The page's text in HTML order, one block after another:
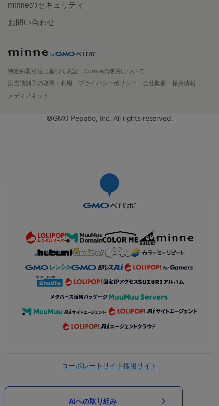
minneのセキュリティ
お問い合わせ
特定商取引法に基づく表記
Cookieの使用について
広告識別子の取得・利用
プライバシーポリシー 会社概要
採用情報
メディアキット
©GMO Pepabo, Inc. All rights reserved.
コーポレートサイト採用サイト
AIへの取り組み